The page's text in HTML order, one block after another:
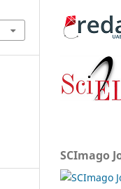
SCImago